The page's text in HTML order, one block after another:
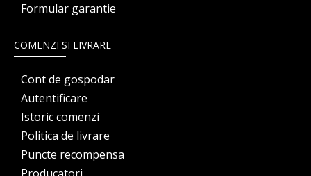
Formular garantie
COMENZI SI LIVRARE
Cont de gospodar
Autentificare
Istoric comenzi
Politica de livrare
Puncte recompensa